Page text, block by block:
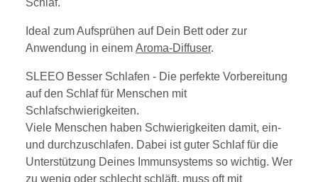
Ideal zum Aufsprühen auf Dein Bett oder zur
Anwendung in einem Aroma-Diffuser.
SLEEO Besser Schlafen - Die perfekte Vorbereitung
auf den Schlaf für Menschen mit
Schlafschwierigkeiten.
Viele Menschen haben Schwierigkeiten damit, ein-
und durchzuschlafen. Dabei ist guter Schlaf für die
Unterstützung Deines Immunsystems so wichtig. Wer
zu wenig oder schlecht schläft, muss oft mit